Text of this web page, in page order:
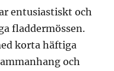
entusiastiskt och
fladdermössen.
korta häftiga
och